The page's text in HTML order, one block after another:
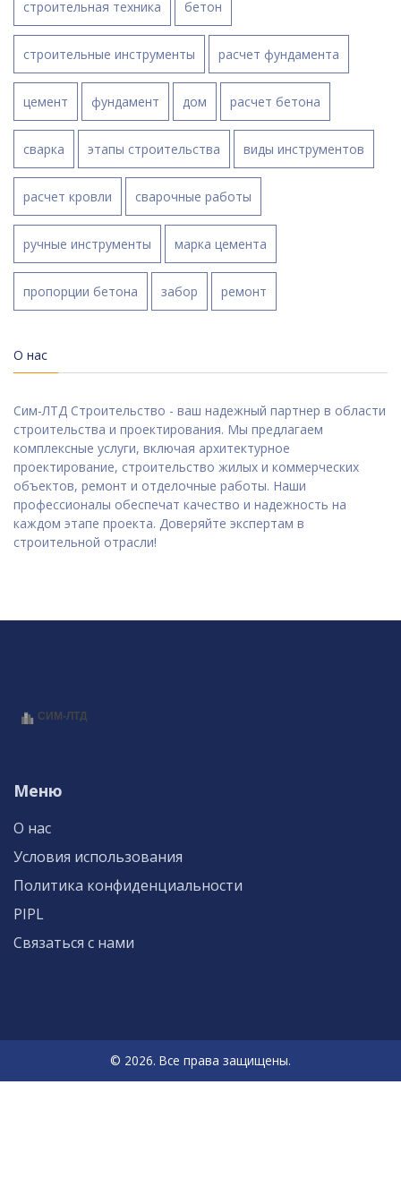
строительная техника бетон
строительные инструменты расчет фундамента
цемент фундамент дом расчет бетона
сварка этапы строительства виды инструментов
расчет кровли сварочные работы
ручные инструменты марка цемента
пропорции бетона забор ремонт
О нас
Сим-ЛТД Строительство - ваш надежный партнер в области
строительства и проектирования. Мы предлагаем
комплексные услуги, включая архитектурное
проектирование, строительство жилых и коммерческих
объектов, ремонт и отделочные работы. Наши
профессионалы обеспечат качество и надежность на
каждом этапе проекта. Доверяйте экспертам в
строительной отрасли!
Меню
О нас
Условия использования
Политика конфиденциальности
PIPL
Связаться с нами
© 2026. Все права защищены.